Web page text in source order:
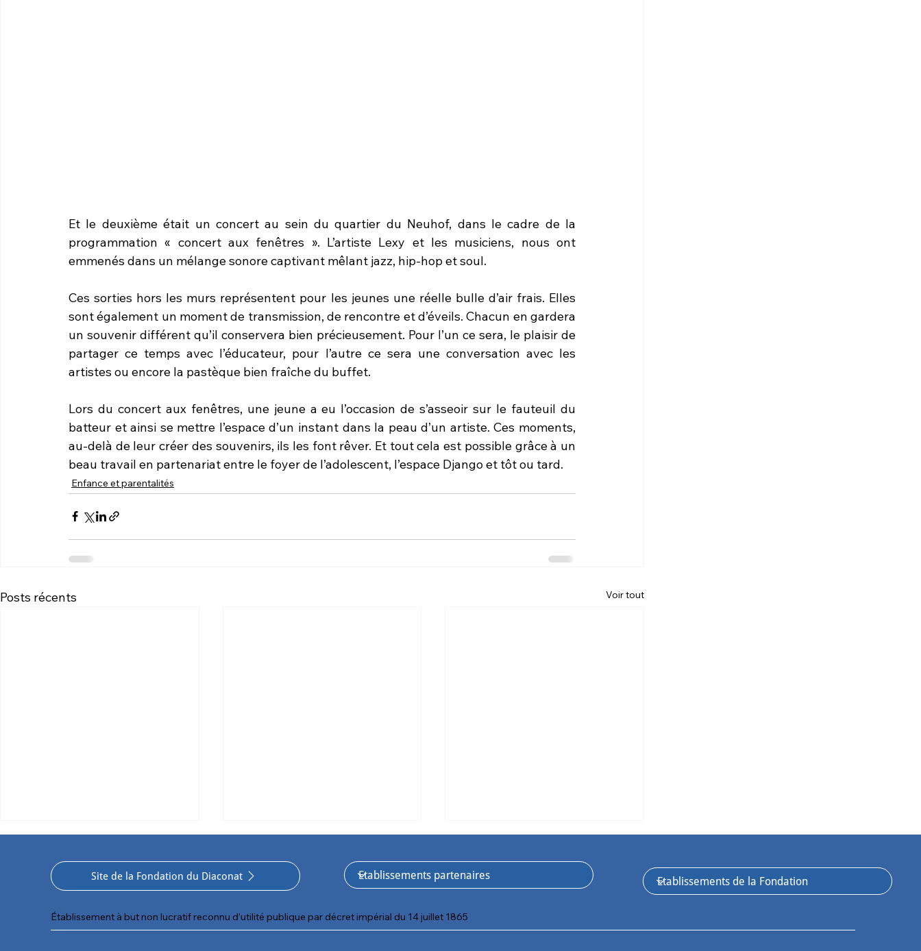
Et le deuxième était un concert au sein du quartier du Neuhof, dans le cadre de la
programmation « concert aux fenêtres ». L’artiste Lexy et les musiciens, nous ont
emmenés dans un mélange sonore captivant mêlant jazz, hip-hop et soul.
Ces sorties hors les murs représentent pour les jeunes une réelle bulle d’air frais. Elles
sont également un moment de transmission, de rencontre et d’éveils. Chacun en gardera
un souvenir différent qu’il conservera bien précieusement. Pour l’un ce sera, le plaisir de
partager ce temps avec l’éducateur, pour l’autre ce sera une conversation avec les
artistes ou encore la pastèque bien fraîche du buffet.
Lors du concert aux fenêtres, une jeune a eu l’occasion de s’asseoir sur le fauteuil du
batteur et ainsi se mettre l’espace d’un instant dans la peau d’un artiste. Ces moments,
au-delà de leur créer des souvenirs, ils les font rêver. Et tout cela est possible grâce à un
beau travail en partenariat entre le foyer de l’adolescent, l’espace Django et tôt ou tard.
Enfance et parentalités
Posts récents Voir tout
Site de la Fondation du Diaconat
Établissement à but non lucratif reconnu d’utilité publique par décret impérial du 14 juillet 1865